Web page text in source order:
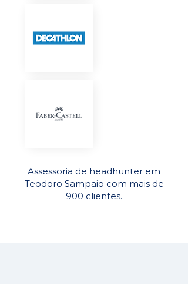
Assessoria de headhunter em
Teodoro Sampaio com mais de
900 clientes.